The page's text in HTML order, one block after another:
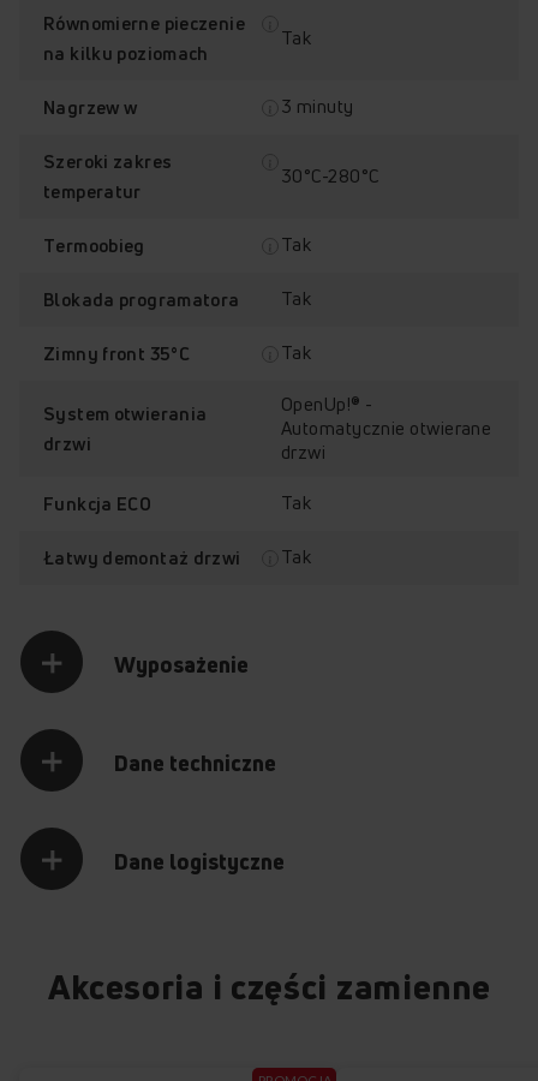
Równomierne pieczenie
na kilku poziomach
Tak
Nagrzew w 3 minuty
Szeroki zakres
temperatur
30°C-280°C
Termoobieg Tak
Blokada programatora Tak
Zimny front 35°C Tak
System otwierania
drzwi
OpenUp!® -
Automatycznie otwierane
drzwi
Funkcja ECO Tak
Łatwy demontaż drzwi Tak
Wyposażenie
Dane techniczne
Dane logistyczne
Akcesoria i części zamienne